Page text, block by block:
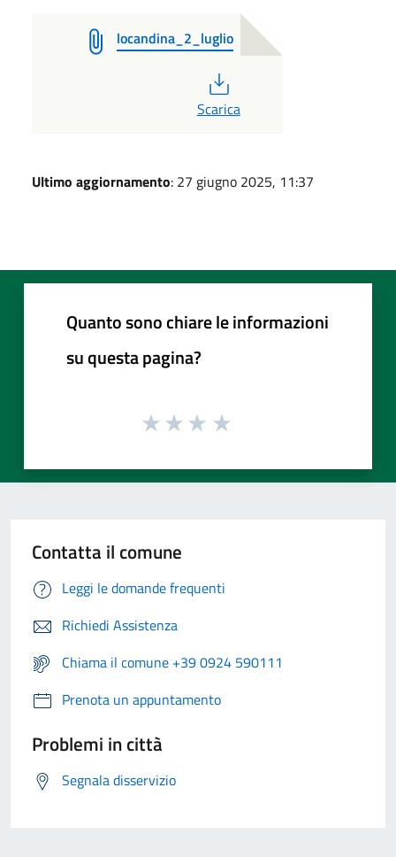
locandina_2_luglio
Scarica
Ultimo aggiornamento: 27 giugno 2025, 11:37
Quanto sono chiare le informazioni
su questa pagina?
Contatta il comune
Leggi le domande frequenti
Richiedi Assistenza
Chiama il comune +39 0924 590111
Prenota un appuntamento
Problemi in città
Segnala disservizio